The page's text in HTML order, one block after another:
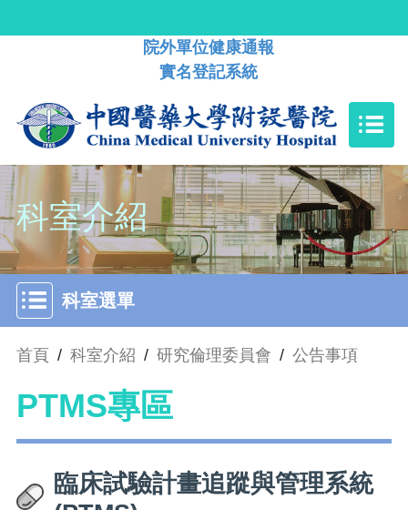
院外單位健康通報
實名登記系統
科室介紹
科室選單
首頁 / 科室介紹 / 研究倫理委員會 / 公告事項
PTMS專區
臨床試驗計畫追蹤與管理系統